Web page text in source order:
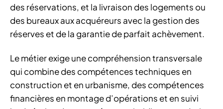
des réservations, et la livraison des logements ou
des bureaux aux acquéreurs avec la gestion des
réserves et de la garantie de parfait achèvement.
Le métier exige une compréhension transversale
qui combine des compétences techniques en
construction et en urbanisme, des compétences
financières en montage d’opérations et en suivi